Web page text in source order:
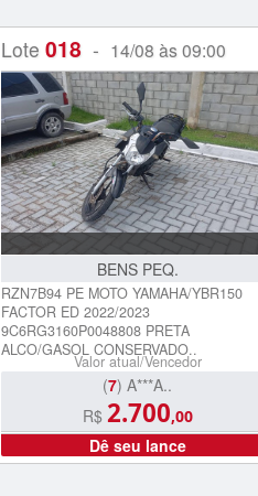
Lote 018- 14/08 às 09:00
BENS PEQ.
RZN7B94 PE MOTO YAMAHA/YBR150
FACTOR ED 2022/2023
9C6RG3160P0048808 PRETA
ALCO/GASOL CONSERVADO..
Valor atual/Vencedor
(7) A***A..
R$ 2.700,00
Dê seu lance